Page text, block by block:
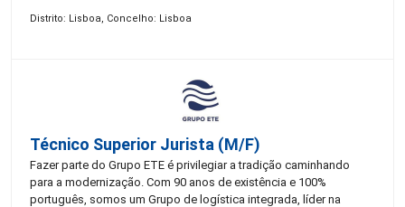
Distrito: Lisboa, Concelho: Lisboa
Técnico Superior Jurista (m/f)
Fazer parte do Grupo ETE é privilegiar a tradição caminhando
para a modernização. Com 90 anos de existência e 100%
português, somos um Grupo de logística integrada, líder na